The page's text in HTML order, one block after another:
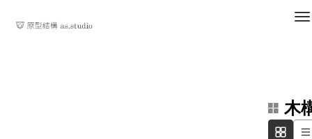
木